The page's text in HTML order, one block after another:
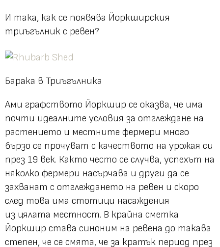
И така, как се появява Йоркширския
триъгълник с ревен?
Барака в Триъгълника
Ами графството Йоркшир се оказва, че има
почти идеалните условия за отглеждане на
растението и местните фермери много
бързо се прочуват с качеството на урожая си
през 19 век. Както често се случва, успехът на
няколко фермери насърчава и други да се
захванат с отглеждането на ревен и скоро
след това има стотици насаждения
из цялата местност. В крайна сметка
Йоркшир става синоним на ревена до такава
степен, че се смята, че за кратък период през